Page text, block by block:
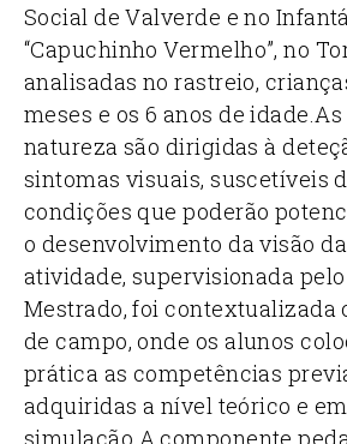
Social de Valverde e no
“Capuchinho Vermelho”, no
analisadas no rastreio,
meses e os 6 anos de idade.
natureza são dirigidas à
sintomas visuais, suscetíveis
condições que poderão
o desenvolvimento da visão
atividade, supervisionada
Mestrado, foi contextualizada
de campo, onde os alunos
prática as competências
adquiridas a nível teórico e
simulação. A componente